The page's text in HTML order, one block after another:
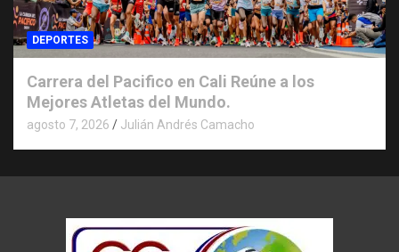
DEPORTES
Carrera del Pacifico en Cali Reúne a los
Mejores Atletas del Mundo.
agosto 7, 2026 Julián Andrés Camacho